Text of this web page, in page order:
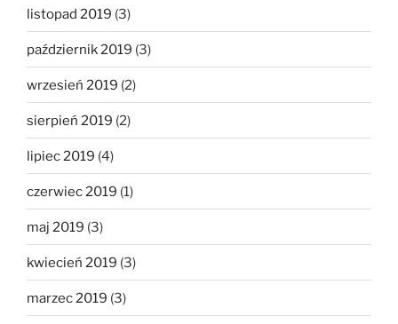
listopad 2019 (3)
październik 2019 (3)
wrzesień 2019 (2)
sierpień 2019 (2)
lipiec 2019 (4)
czerwiec 2019 (1)
maj 2019 (3)
kwiecień 2019 (3)
marzec 2019 (3)